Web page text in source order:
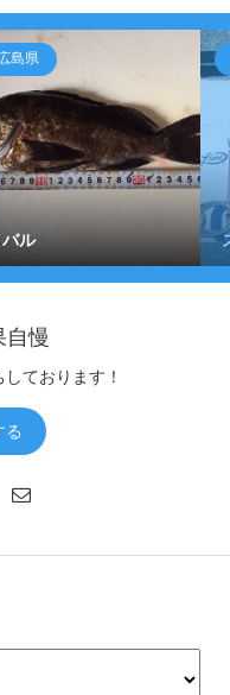
島県
バル
慢
ております！
る